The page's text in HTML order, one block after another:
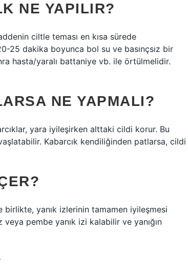
NE YAPILIR?
ciltle teması en kısa sürede
25 dakika boyunca bol su ve basınçsız bir
hasta/yaralı battaniye vb. ile örtülmelidir.
NE YAPMALI?
yara iyileşirken alttaki cildi korur. Bu
Kabarcık kendiliğinden patlarsa, cildi
yanık izlerinin tamamen iyileşmesi
pembe yanık izi kalabilir ve yanığın